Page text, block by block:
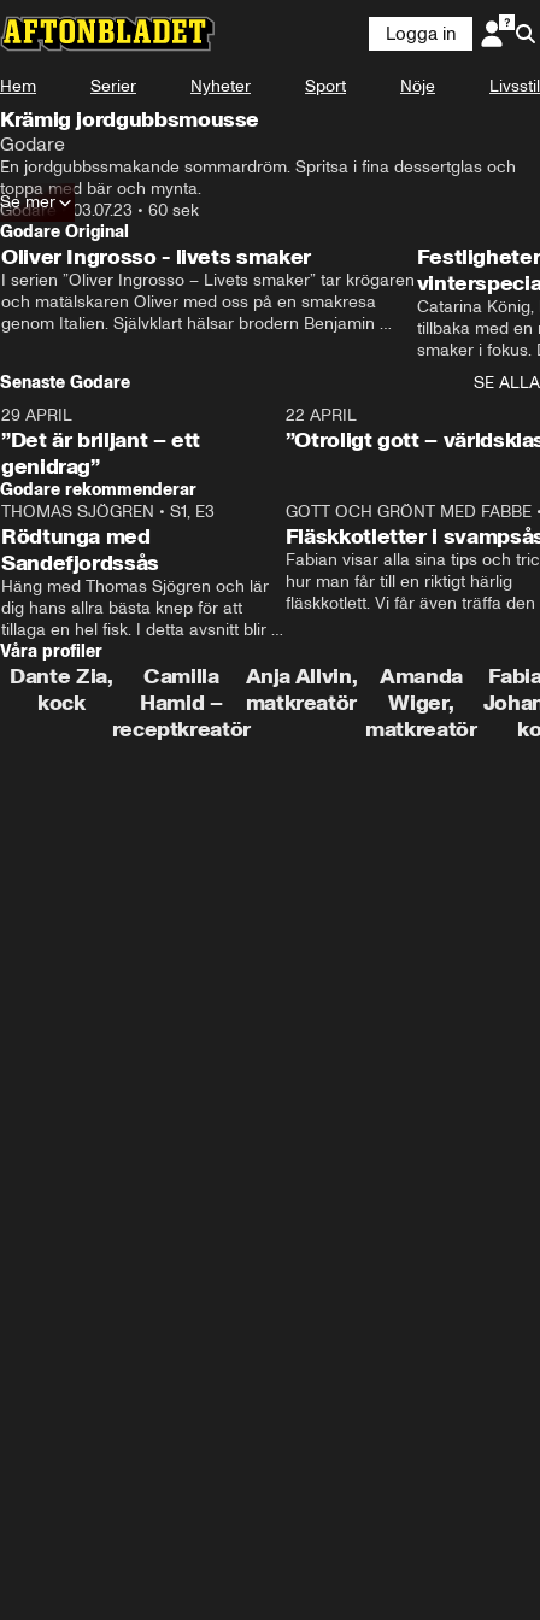
Logga in
Hem Serier Nyheter Sport Nöje Livsstil
Krämig jordgubbsmousse
Godare
En jordgubbssmakande sommardröm. Spritsa i fina dessertglas och
toppa med bär och mynta.
Godare • 03.07.23 • 60 sek
Se mer
Godare Original
Oliver Ingrosso - livets smaker
I serien ”Oliver Ingrosso – Livets smaker” tar krögaren
och matälskaren Oliver med oss på en smakresa
genom Italien. Självklart hälsar brodern Benjamin
Catarina
tillbaka med en
smaker i fokus.
julfavoriter
Senaste Godare
SE ALLA
29 APRIL
”Det är briljant – ett
genidrag”
22 APRIL
”Otroligt gott –
Godare rekommenderar
THOMAS SJÖGREN • S1, E3
Rödtunga med
Sandefjordssås
Häng med Thomas Sjögren och lär
dig hans allra bästa knep för att
tillaga en hel fisk. I detta avsnitt blir
de helstekt rödtunga med
sandefjordssås och en magisk sallad
på pepparrot och äpple.
GOTT OCH GRÖNT MED FABBE
Fläskkotletter i
Fabian visar alla sina tips och
hur man får till en riktigt härlig
fläskkotlett. Vi får även träffa den
grisbonde på Gotland.
Våra profiler
Dante Zia,
kock
Camilla
Hamid –
receptkreatör
Anja Allvin,
matkreatör
Amanda
Wiger,
matkreatör